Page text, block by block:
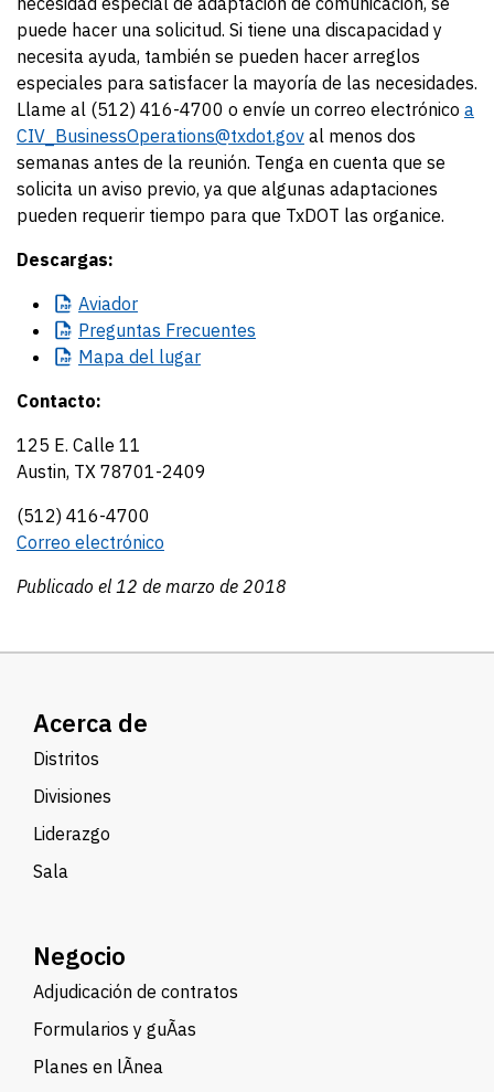
puede hacer una solicitud. Si tiene una discapacidad y
necesita ayuda, también se pueden hacer arreglos
especiales para satisfacer la mayoría de las necesidades.
Llame al (512) 416-4700 o envíe un correo electrónico a
CIV_BusinessOperations@txdot.gov al menos dos
semanas antes de la reunión. Tenga en cuenta que se
solicita un aviso previo, ya que algunas adaptaciones
pueden requerir tiempo para que TxDOT las organice.
Descargas:
Aviador
Preguntas Frecuentes
Mapa del lugar
Contacto:
125 E. Calle 11
Austin, TX 78701-2409
(512) 416-4700
Correo electrónico
Publicado el 12 de marzo de 2018
Acerca de
Distritos
Divisiones
Liderazgo
Sala
Negocio
Adjudicación de contratos
Formularios y guÃ­as
Planes en lÃ­nea